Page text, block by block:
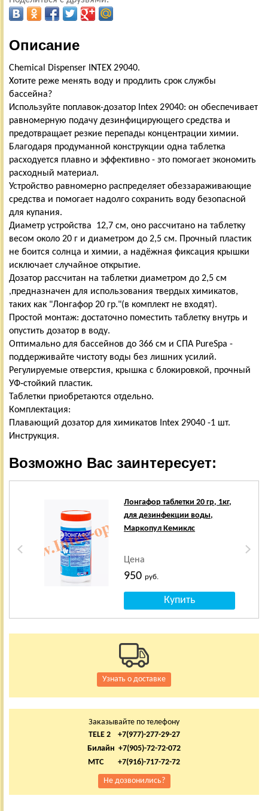
Описание
Chemical Dispenser INTEX 29040.
Хотите реже менять воду и продлить срок службы
бассейна?
Используйте поплавок-дозатор Intex 29040: он обеспечивает
равномерную подачу дезинфицирующего средства и
предотвращает резкие перепады концентрации химии.
Благодаря продуманной конструкции одна таблетка
расходуется плавно и эффективно - это помогает экономить
расходный материал.
Устройство равномерно распределяет обеззараживающие
средства и помогает надолго сохранить воду безопасной
для купания.
Диаметр устройства 12,7 см, оно рассчитано на таблетку
весом около 20 г и диаметром до 2,5 см. Прочный пластик
не боится солнца и химии, а надёжная фиксация крышки
исключает случайное открытие.
Дозатор рассчитан на таблетки диаметром до 2,5 см
,предназначен для использования твердых химикатов,
таких как "Лонгафор 20 гр."(в комплект не входят).
Простой монтаж: достаточно поместить таблетку внутрь и
опустить дозатор в воду.
Оптимально для бассейнов до 366 см и СПА PureSpa -
поддерживайте чистоту воды без лишних усилий.
Регулируемые отверстия, крышка с блокировкой, прочный
УФ‑стойкий пластик.
Таблетки приобретаются отдельно.
Комплектация:
Плавающий дозатор для химикатов Intex 29040 -1 шт.
Инструкция.
Возможно Вас заинтересует:
Лонгафор таблетки 20 гр, 1кг,
для дезинфекции воды,
Маркопул Кемиклс
Цена
950руб.
Узнать о доставке
Заказывайте по телефону
TELE 2 +7(977)-277-29-27
Билайн +7(905)-72-72-072
МТС +7(916)-717-72-72
Не дозвонились?